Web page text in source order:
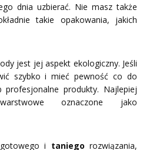
dnia uzbierać. Nie masz także
takie opakowania, jakich
jest jej aspekt ekologiczny. Jeśli
szybko i mieć pewność co do
profesjonalne produkty. Najlepiej
oznaczone jako
i taniego rozwiązania,